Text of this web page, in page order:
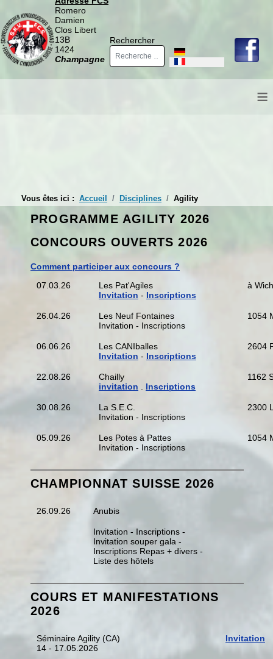
Romero
Damien
Clos Libert
13B
1424
Champagne
Rechercher
Sélectionnez votre langue
≡
Vous êtes ici : Accueil Disciplines Agility
PROGRAMME AGILITY 2026
CONCOURS OUVERTS 2026
Comment participer aux concours ?
07.03.26
Les Pat'Agiles
Invitation - Inscriptions
à
26.04.26
Les Neuf Fontaines
Invitation - Inscriptions
1054
06.06.26
Les CANIballes
Invitation - Inscriptions
2604
22.08.26
Chailly
invitation
Inscriptions
1162
30.08.26
La S.E.C.
Invitation - Inscriptions
2300
05.09.26
Les Potes à Pattes
Invitation - Inscriptions
1054
CHAMPIONNAT SUISSE 2026
26.09.26 Anubis
Invitation - Inscriptions -
Invitation souper gala -
Inscriptions Repas + divers -
Liste des hôtels
COURS ET MANIFESTATIONS
2026
Séminaire Agility (CA)
14 - 17.05.2026
Invitation